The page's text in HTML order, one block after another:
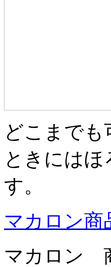
どこまで
ときには
す。
マカロン
マカロン